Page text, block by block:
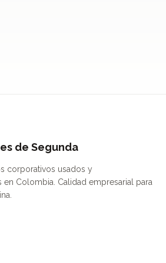
de Segunda
corporativos usados y
en Colombia. Calidad empresarial para